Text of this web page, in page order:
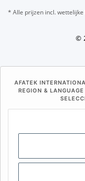
* Alle prijzen incl. wettelijke
©
AFATEK
REGION &
CH (IT)